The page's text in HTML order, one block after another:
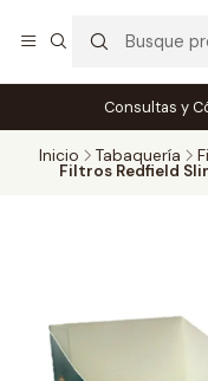
Consultas y
Inicio Tabaquería
Filtros Redfield